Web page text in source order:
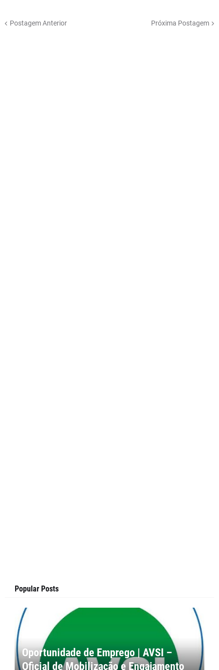
Postagem Anterior Próxima Postagem
Popular Posts
Oportunidade de Emprego | AVSI –
Oficial de Mobilização e Engajamento